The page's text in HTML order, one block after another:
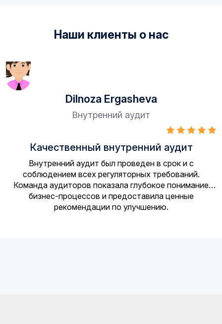
Наши клиенты о нас
OOO “Кредитное бюро
Аудит
Профессиональный подход к
OOO “Кредитное бюро КИАЦ”
благодарность компании ООО АО «AUDIT-
качественную работу по аудиторской
бухгалтерского (финансовой) отчетности
был проведён в соответствии с